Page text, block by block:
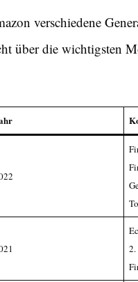
verschiedene
über die wichtigsten
2.